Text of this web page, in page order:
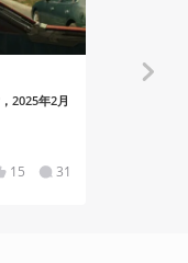
2025年2月
15 31
会员专享